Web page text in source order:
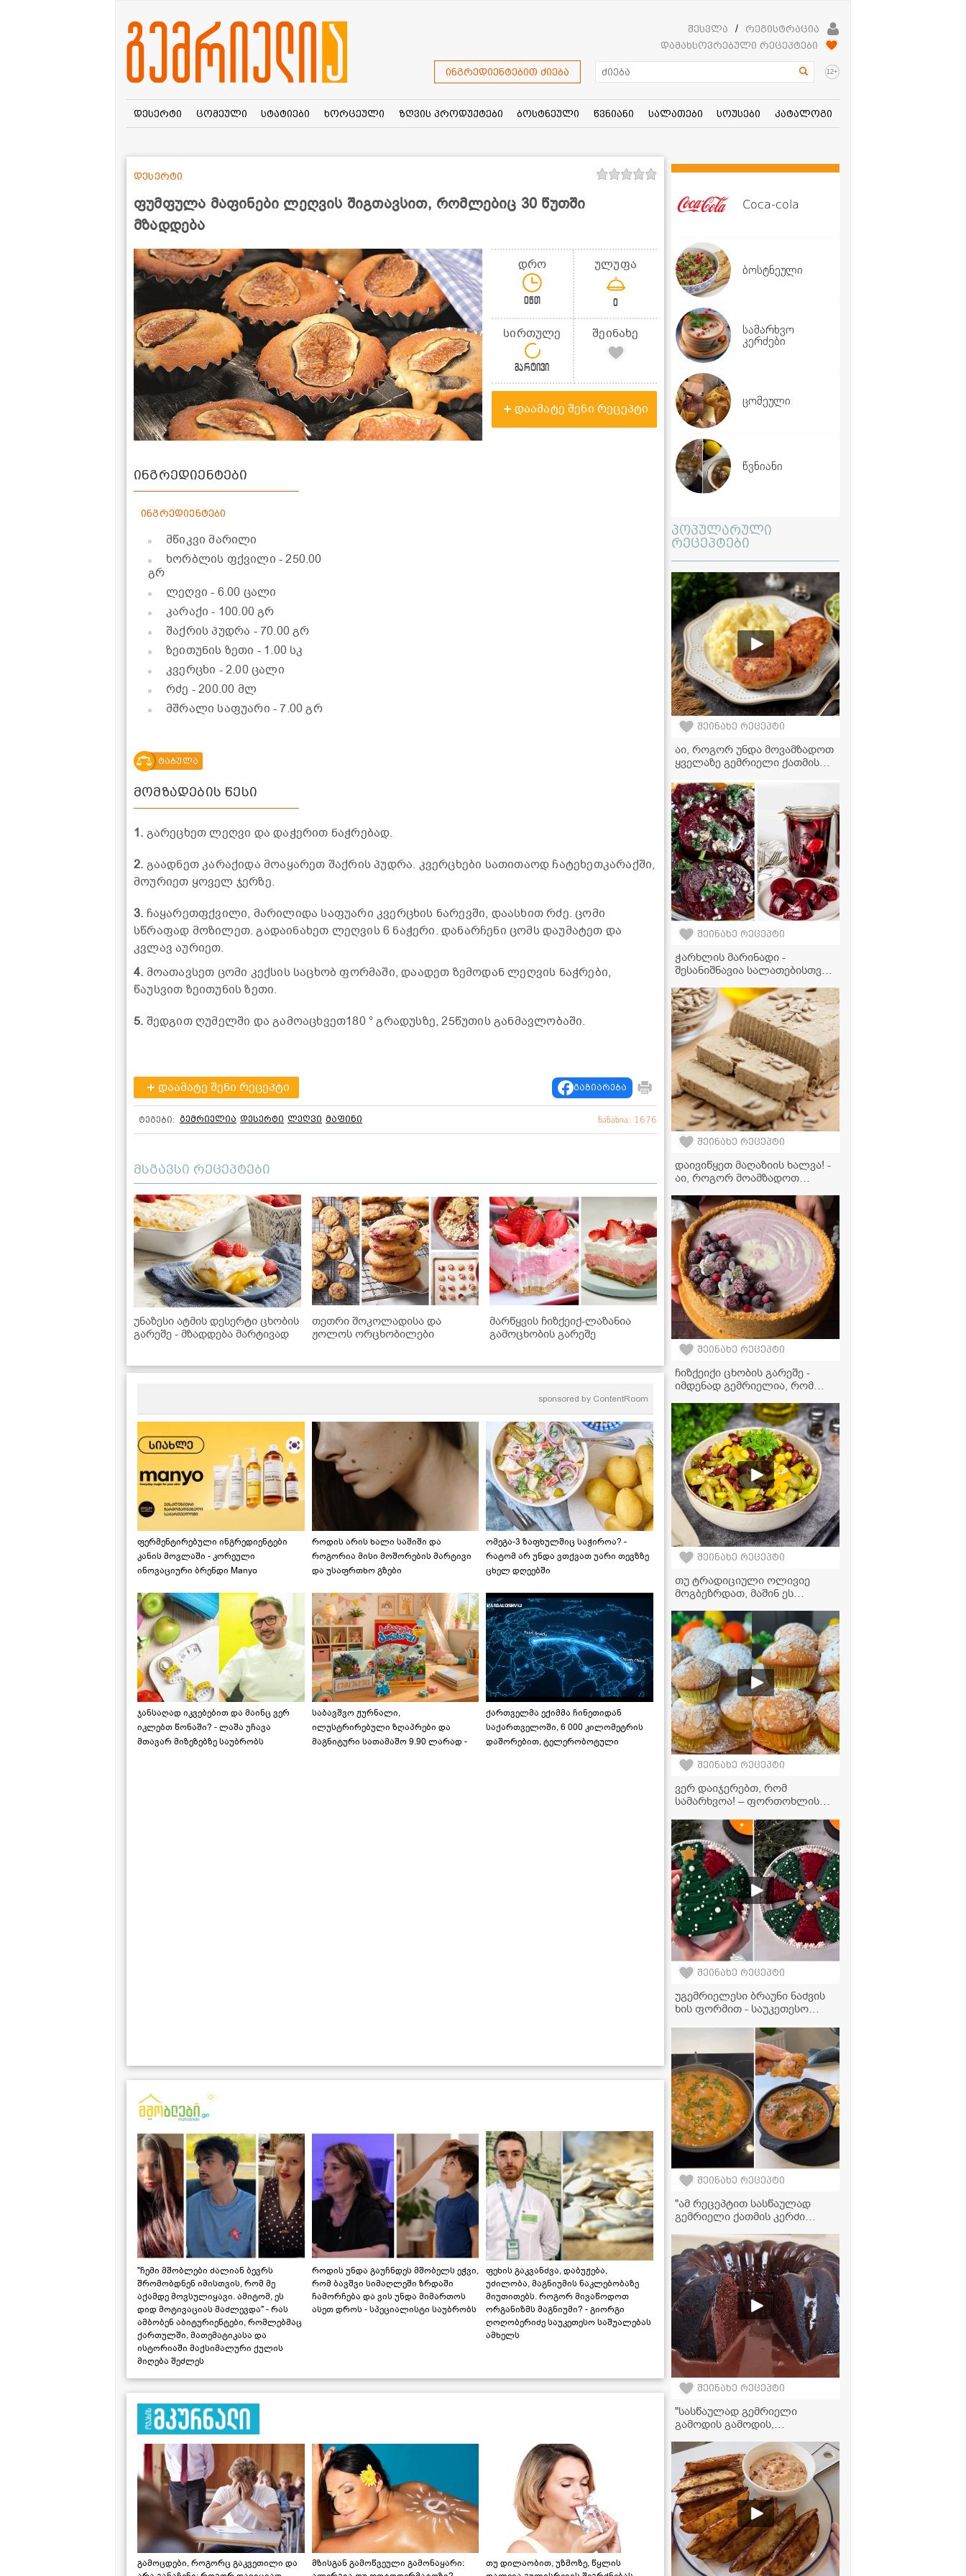
შესვლა /
რეგისტრაცია
დამახსოვრებული რეცეპტები
ინგრედიენტებით ძიება 12+
დესერტი ცომეული სტატიები ხორცეული ზღვის პროდუქტები ბოსტნეული წვნიანი სალათები სოუსები კატალოგი
ფუმფულა მაფინები ლეღვის შიგთავსით, რომლებიც 30 წუთში
მზადდება
დესერტი
დრო
0წთ
ულუფა
0
სირთულე
მარტივი
შეინახე
დაამატე შენი რეცეპტი
ინგრედიენტები
ინგრედიენტები
მწიკვი მარილი
ხორბლის ფქვილი - 250.00
გრ
ლეღვი- 6.00 ცალი
კარაქი- 100.00 გრ
შაქრის პუდრა - 70.00 გრ
ზეითუნის ზეთი - 1.00 სკ
კვერცხი - 2.00 ცალი
რძე - 200.00 მლ
მშრალი საფუარი - 7.00 გრ
ტაბულა
მომზადების წესი
1. გარეცხეთ ლეღვი და დაჭერით ნაჭრებად.
2. გაადნეთ კარაქიდა მოაყარეთ შაქრის პუდრა. კვერცხები სათითაოდ ჩატეხეთკარაქში,
მოურიეთ ყოველ ჯერზე.
3. ჩაყარეთფქვილი, მარილიდა საფუარი კვერცხის ნარევში, დაასხით რძე. ცომი
სწრაფად მოზილეთ. გადაინახეთ ლეღვის 6 ნაჭერი. დანარჩენი ცომს დაუმატეთ და
კვლავ აურიეთ.
4. მოათავსეთ ცომი კექსის საცხობ ფორმაში, დაადეთ ზემოდან ლეღვის ნაჭრები,
წაუსვით ზეითუნის ზეთი.
5. შედგით ღუმელში და გამოაცხვეთ180 ° გრადუსზე, 25წუთის განმავლობაში.
დაამატე შენი რეცეპტი გაზიარება
ტეგები: გემრიელია დესერტი ლეღვი მაფინი ნანახია: 1676
მსგავსი რეცეპტები
უნაზესი ატმის დესერტი ცხობის
გარეშე - მზადდება მარტივად
თეთრი შოკოლადისა და
ჟოლოს ორცხობილები
მარწყვის ჩიზქეიქ-ლაზანია
გამოცხობის გარეშე
sponsored by ContentRoom
ფერმენტირებული ინგრედიენტები
კანის მოვლაში - კორეული
ინოვაციური ბრენდი Manyo
როდის არის ხალი საშიში და
როგორია მისი მოშორების მარტივი
და უსაფრთხო გზები
ომეგა-3 ზაფხულშიც საჭიროა? -
რატომ არ უნდა ვთქვათ უარი თევზზე
ცხელ დღეებში
ჯანსაღად იკვებებით და მაინც ვერ
იკლებთ წონაში? - ლაშა უჩავა
მთავარ მიზეზებზე საუბრობს
საბავშვო ჟურნალი,
ილუსტრირებული ზღაპრები და
მაგნიტური სათამაშო 9.90 ლარად -
ქართველმა ექიმმა ჩინეთიდან
საქართველოში, 6 000 კილომეტრის
დაშორებით, ტელერობოტული
"ჩემი მშობლები ძალიან ბევრს
შრომობდნენ იმისთვის, რომ მე
აქამდე მოვსულიყავი. ამიტომ, ეს
დიდ მოტივაციას მაძლევდა" - რას
ამბობენ აბიტურიენტები, რომლებმაც
ქართულში, მათემატიკასა და
ისტორიაში მაქსიმალური ქულის
მიღება შეძლეს
როდის უნდა გაუჩნდეს მშობელს ეჭვი,
რომ ბავშვი სიმაღლეში ზრდაში
ჩამორჩება და ვის უნდა მიმართოს
ასეთ დროს - სპეციალისტი საუბრობს
ფეხის გაკვანძვა, დაბუჟება,
უძილობა, მაგნიუმის ნაკლებობაზე
მიუთითებს. როგორ მივაწოდოთ
ორგანიზმს მაგნიუმი? - გიორგი
ღოღობერიძე საუკეთესო საშუალებას
ამხელს
გამოცდები, როგორც გაკვეთილი და
მზისგან გამოწვეული გამონაყარი:
თუ დილაობით, უზმოზე, წყლის
Coca-cola
ბოსტნეული
სამარხვო
კერძები
ცომეული
წვნიანი
პოპულარული
რეცეპტები
შეინახე რეცეპტი
აი, როგორ უნდა მოვამზადოთ
ყველაზე გემრიელი ქათმის
შეინახე რეცეპტი
ჭარხლის მარინადი -
შესანიშნავია სალათებისთვის,
ქილიდან მისართმევად
შეინახე რეცეპტი
დაივიწყეთ მაღაზიის ხალვა! -
აი, როგორ მოამზადოთ
შეინახე რეცეპტი
ჩიზქეიქი ცხობის გარეშე -
იმდენად გემრიელია, რომ
შეინახე რეცეპტი
თუ ტრადიციული ოლივიე
მოგბეზრდათ, მაშინ ეს
ბიუჯეტური ვარიანტი
მოამზადეთ!
შეინახე რეცეპტი
ვერ დაიჯერებთ, რომ
სამარხვოა! – ფორთოხლის
დნება
შეინახე რეცეპტი
უგემრიელესი ბრაუნი ნაძვის
ხის ფორმით - საუკეთესო
გასაფორმებლად
შეინახე რეცეპტი
"ამ რეცეპტით სასწაულად
გემრიელი ქათმის კერძი
აუცილებლად!" - მკითხველის
რეცეპტი
შეინახე რეცეპტი
"სასწაულად გემრიელი
გამოდის გამოდის,
მომზადება" - მკითხველის
ვიდეორეცეპტი